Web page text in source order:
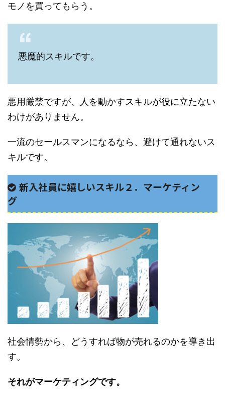
モノを買ってもらう。
悪魔的スキルです。
悪用厳禁ですが、人を動かすスキルが役に立たない
わけがありません。
一流のセールスマンになるなら、避けて通れないス
キルです。
新入社員に嬉しいスキル２．マーケティン
グ
社会情勢から、どうすれば物が売れるのかを導き出
す。
それがマーケティングです。